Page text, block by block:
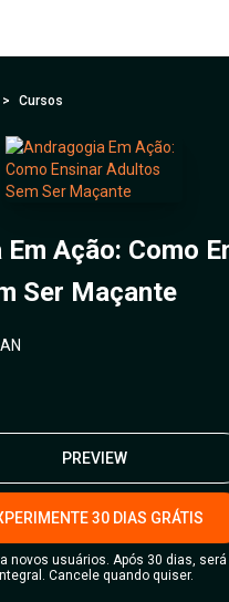
Cursos
Ação: Como
Ser Maçante
PREVIEW
30 DIAS GRÁTIS
novos usuários. Após 30 dias,
Cancele quando quiser.